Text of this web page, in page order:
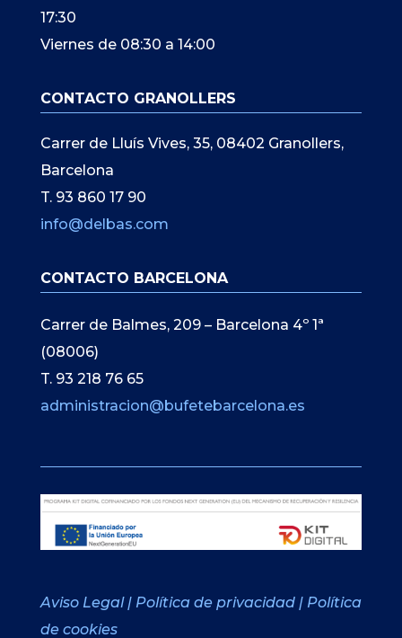
17:30
Viernes de 08:30 a 14:00
CONTACTO GRANOLLERS
Carrer de Lluís Vives, 35, 08402 Granollers,
Barcelona
T. 93 860 17 90
info@delbas.com
CONTACTO BARCELONA
Carrer de Balmes, 209 – Barcelona 4º 1ª
(08006)
T. 93 218 76 65
administracion@bufetebarcelona.es
Aviso Legal | Política de privacidad | Política
de cookies